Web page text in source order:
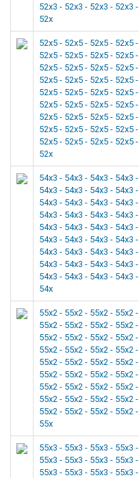
52x3 - 52x3 - 52x3 - 52x3 -
52x
52x5 - 52x5 - 52x5 - 52x5 -
52x5 - 52x5 - 52x5 - 52x5 -
52x5 - 52x5 - 52x5 - 52x5 -
52x5 - 52x5 - 52x5 - 52x5 -
52x5 - 52x5 - 52x5 - 52x5 -
52x5 - 52x5 - 52x5 - 52x5 -
52x5 - 52x5 - 52x5 - 52x5 -
52x5 - 52x5 - 52x5 - 52x5 -
52x5 - 52x5 - 52x5 - 52x5 -
52x
54x3 - 54x3 - 54x3 - 54x3 -
54x3 - 54x3 - 54x3 - 54x3 -
54x3 - 54x3 - 54x3 - 54x3 -
54x3 - 54x3 - 54x3 - 54x3 -
54x3 - 54x3 - 54x3 - 54x3 -
54x3 - 54x3 - 54x3 - 54x3 -
54x3 - 54x3 - 54x3 - 54x3 -
54x3 - 54x3 - 54x3 - 54x3 -
54x3 - 54x3 - 54x3 - 54x3 -
54x
55x2 - 55x2 - 55x2 - 55x2 -
55x2 - 55x2 - 55x2 - 55x2 -
55x2 - 55x2 - 55x2 - 55x2 -
55x2 - 55x2 - 55x2 - 55x2 -
55x2 - 55x2 - 55x2 - 55x2 -
55x2 - 55x2 - 55x2 - 55x2 -
55x2 - 55x2 - 55x2 - 55x2 -
55x2 - 55x2 - 55x2 - 55x2 -
55x2 - 55x2 - 55x2 - 55x2 -
55x
55x3 - 55x3 - 55x3 - 55x3 -
55x3 - 55x3 - 55x3 - 55x3 -
55x3 - 55x3 - 55x3 - 55x3 -